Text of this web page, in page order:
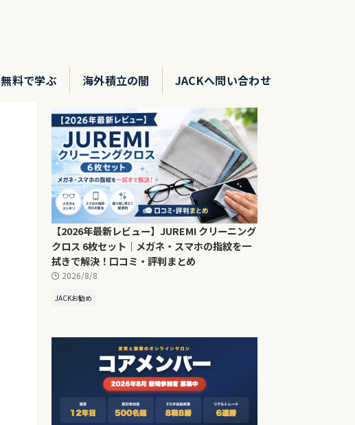
無料で学ぶ 海外積立の闇 JACKへ問い合わせ
【2026年最新レビュー】JUREMI クリーニング
クロス 6枚セット｜メガネ・スマホの指紋を一
拭きで解決！口コミ・評判まとめ
2026/8/8
JACKお勧め